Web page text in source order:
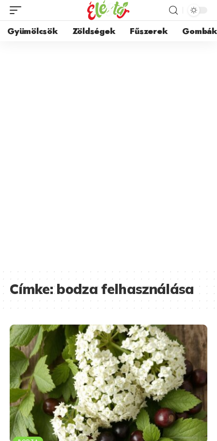
Gyümölcsök Zöldségek Fűszerek Gombák
Címke:bodza felhasználása